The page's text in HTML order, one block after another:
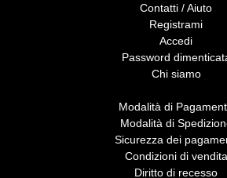
Contatti / Aiuto
Registrami
Accedi
Password
Chi siamo
Modalità di
Modalità di
Sicurezza dei
Condizioni di vendita
Diritto di recesso